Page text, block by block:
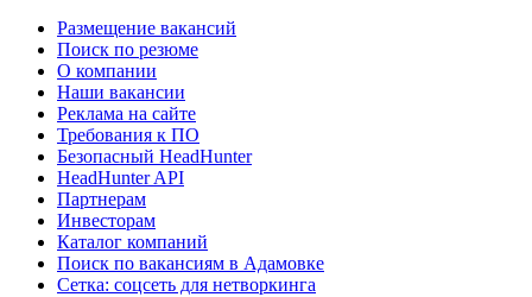
Размещение вакансий
Поиск по резюме
О компании
Наши вакансии
Реклама на сайте
Требования к ПО
Безопасный HeadHunter
HeadHunter API
Партнерам
Инвесторам
Каталог компаний
Поиск по вакансиям в Адамовке
Сетка: соцсеть для нетворкинга